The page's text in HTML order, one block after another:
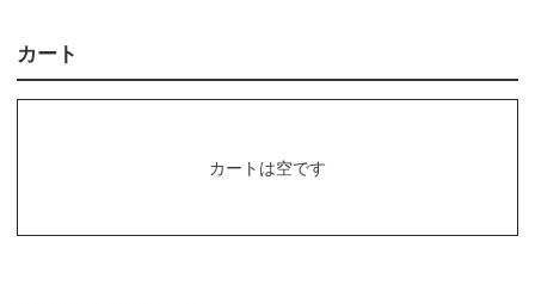
カート
カートは空です